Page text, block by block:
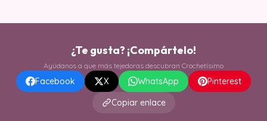
¿Te gusta? ¡Compártelo!
Ayúdanos a que más tejedoras descubran Crochetísimo
Facebook X WhatsApp
Pinterest
Copiar enlace